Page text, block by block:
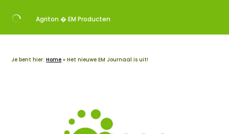
 Agriton � EM Producten
Je bent hier:Home »Het nieuwe EM Journaal is uit!